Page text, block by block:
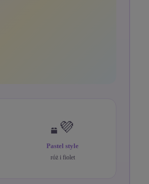
💜
Pastel style
róż i fiolet